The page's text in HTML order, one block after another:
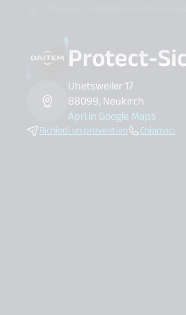
search.label
Protect-
Uhetsweiler 17
88099, Neukirch
Apri in Google Maps
Richiedi un preventivo Chiamaci